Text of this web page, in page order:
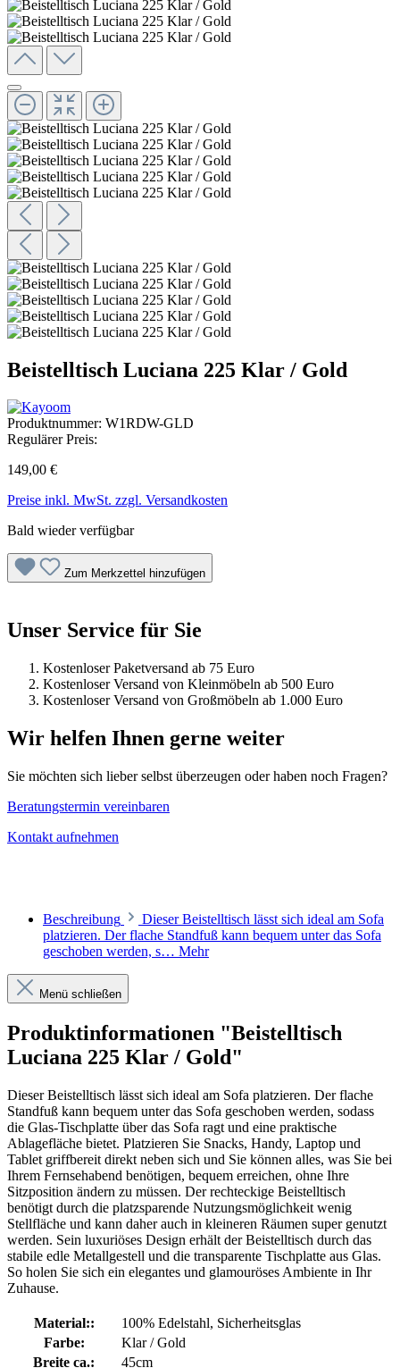
Beistelltisch Luciana 225 Klar / Gold
Produktnummer: W1RDW-GLD
Regulärer Preis:
149,00 €
Preise inkl. MwSt. zzgl. Versandkosten
Bald wieder verfügbar
Zum Merkzettel hinzufügen
Unser Service für Sie
Kostenloser Paketversand ab 75 Euro
Kostenloser Versand von Kleinmöbeln ab 500 Euro
Kostenloser Versand von Großmöbeln ab 1.000 Euro
Wir helfen Ihnen gerne weiter
Sie möchten sich lieber selbst überzeugen oder haben noch Fragen?
Beratungstermin vereinbaren
Kontakt aufnehmen
Beschreibung
Dieser Beistelltisch lässt sich ideal am Sofa
platzieren. Der flache Standfuß kann bequem unter das Sofa
geschoben werden, s… Mehr
Menü schließen
Produktinformationen "Beistelltisch
Luciana 225 Klar / Gold"
Dieser Beistelltisch lässt sich ideal am Sofa platzieren. Der flache
Standfuß kann bequem unter das Sofa geschoben werden, sodass
die Glas-Tischplatte über das Sofa ragt und eine praktische
Ablagefläche bietet. Platzieren Sie Snacks, Handy, Laptop und
Tablet griffbereit direkt neben sich und Sie können alles, was Sie bei
Ihrem Fernsehabend benötigen, bequem erreichen, ohne Ihre
Sitzposition ändern zu müssen. Der rechteckige Beistelltisch
benötigt durch die platzsparende Nutzungsmöglichkeit wenig
Stellfläche und kann daher auch in kleineren Räumen super genutzt
werden. Sein luxuriöses Design erhält der Beistelltisch durch das
stabile edle Metallgestell und die transparente Tischplatte aus Glas.
So holen Sie sich ein elegantes und glamouröses Ambiente in Ihr
Zuhause.
Material::
100% Edelstahl, Sicherheitsglas
Farbe:
Klar / Gold
Breite ca.:
45cm